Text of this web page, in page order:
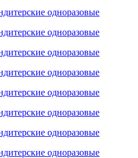
одноразовые
одноразовые
одноразовые
одноразовые
одноразовые
одноразовые
одноразовые
одноразовые